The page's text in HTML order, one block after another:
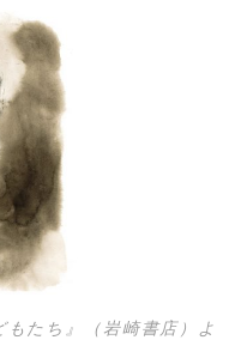
たち』（岩崎書店）よ